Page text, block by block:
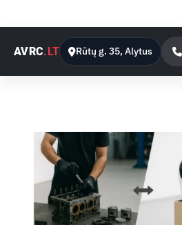
AVRC.LT Rūtų g. 35, Alytus